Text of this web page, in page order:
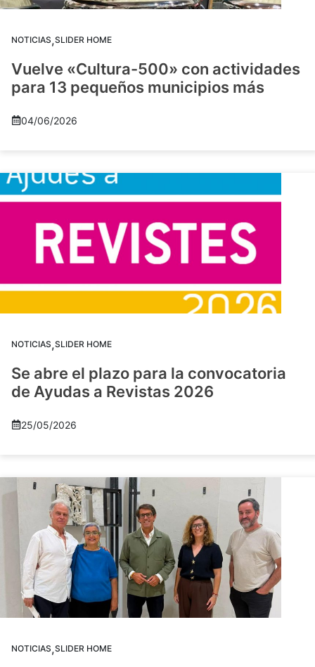
NOTICIAS,SLIDER HOME
Vuelve «Cultura-500» con actividades
para 13 pequeños municipios más
04/06/2026
NOTICIAS,SLIDER HOME
Se abre el plazo para la convocatoria
de Ayudas a Revistas 2026
25/05/2026
NOTICIAS,SLIDER HOME